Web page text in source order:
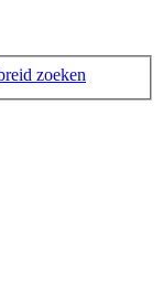
zoeken